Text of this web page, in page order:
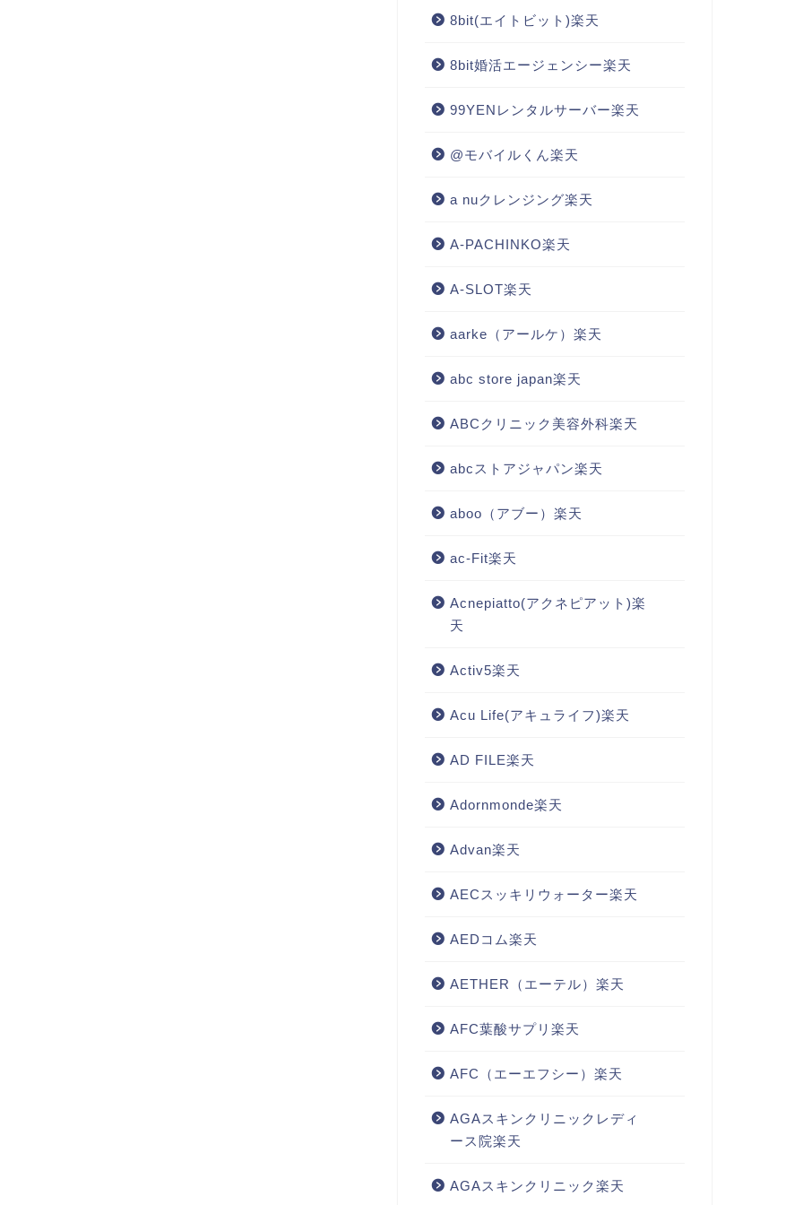
8bit(エイトビット)楽天
8bit婚活エージェンシー楽天
99YENレンタルサーバー楽天
@モバイルくん楽天
a nuクレンジング楽天
A-PACHINKO楽天
A-SLOT楽天
aarke（アールケ）楽天
abc store japan楽天
ABCクリニック美容外科楽天
abcストアジャパン楽天
aboo（アブー）楽天
ac-Fit楽天
Acnepiatto(アクネピアット)楽
天
Activ5楽天
Acu Life(アキュライフ)楽天
AD FILE楽天
Adornmonde楽天
Advan楽天
AECスッキリウォーター楽天
AEDコム楽天
AETHER（エーテル）楽天
AFC葉酸サプリ楽天
AFC（エーエフシー）楽天
AGAスキンクリニックレディ
ース院楽天
AGAスキンクリニック楽天